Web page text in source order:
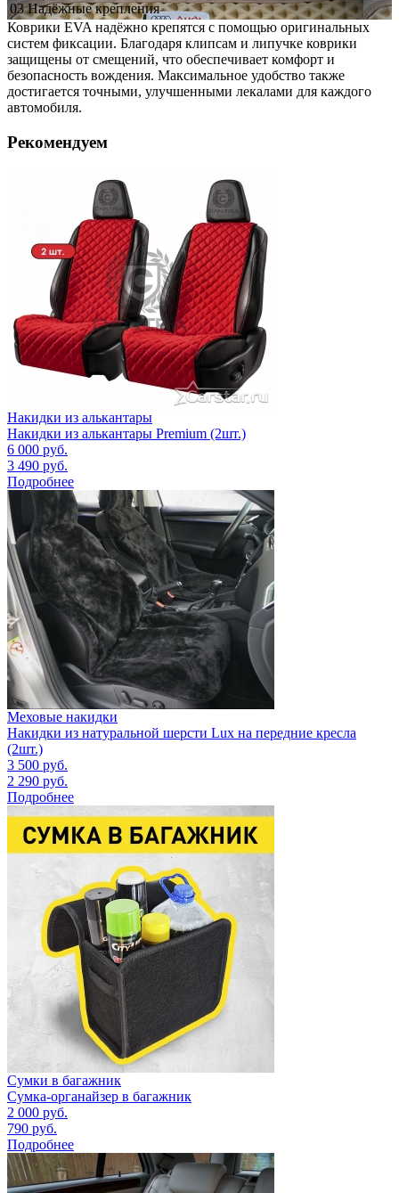
03 Надёжные крепления
Коврики EVA надёжно крепятся с помощью оригинальных
систем фиксации. Благодаря клипсам и липучке коврики
защищены от смещений, что обеспечивает комфорт и
безопасность вождения. Максимальное удобство также
достигается точными, улучшенными лекалами для каждого
автомобиля.
Рекомендуем
Накидки из алькантары
Накидки из алькантары Premium (2шт.)
6 000 руб.
3 490 руб.
Подробнее
Меховые накидки
Накидки из натуральной шерсти Lux на передние кресла
(2шт.)
3 500 руб.
2 290 руб.
Подробнее
Сумки в багажник
Сумка-органайзер в багажник
2 000 руб.
790 руб.
Подробнее